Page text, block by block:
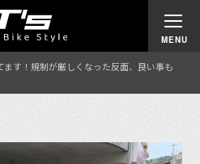
ます！規制が厳しくなった反面、良い事も